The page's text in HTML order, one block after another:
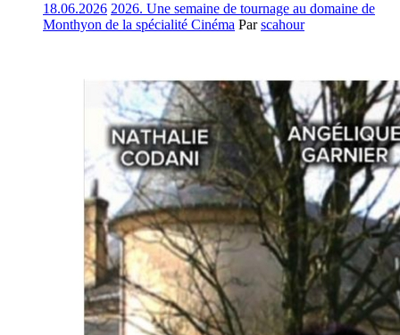
18.06.2026 2026. Une semaine de tournage au domaine de
Monthyon de la spécialité Cinéma Parscahour